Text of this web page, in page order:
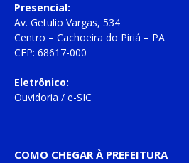
Presencial:
Av. Getulio Vargas, 534
Centro – Cachoeira do Piriá – PA
CEP: 68617-000
Eletrônico:
Ouvidoria / e-SIC
COMO CHEGAR À PREFEITURA